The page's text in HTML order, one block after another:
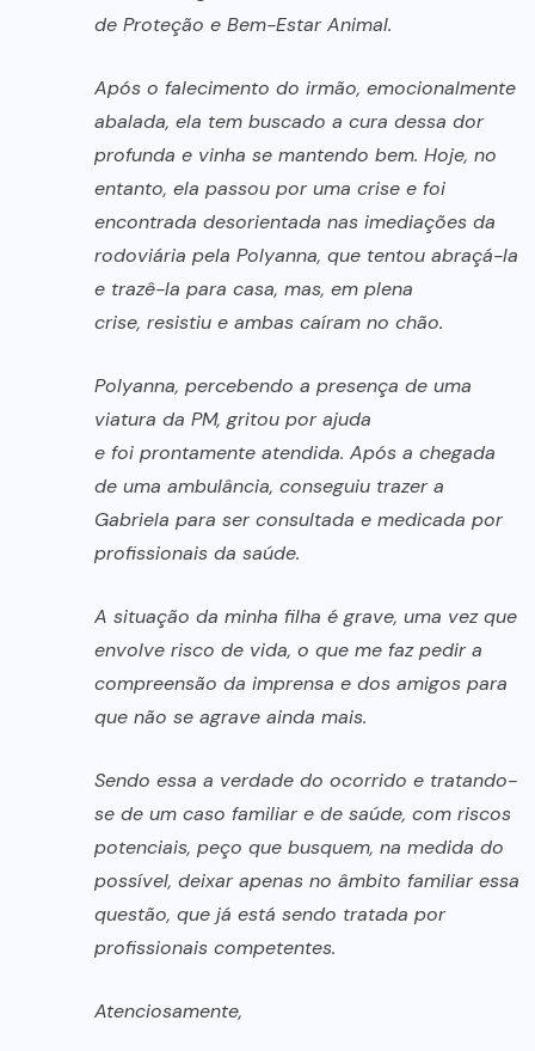
de Proteção e Bem-Estar Animal.
Após o falecimento do irmão, emocionalmente
abalada, ela tem buscado a cura dessa dor
profunda e vinha se mantendo bem. Hoje, no
entanto, ela passou por uma crise e foi
encontrada desorientada nas imediações da
rodoviária pela Polyanna, que tentou abraçá-la
e trazê-la para casa, mas, em plena
crise, resistiu e ambas caíram no chão.
Polyanna, percebendo a presença de uma
viatura da PM, gritou por ajuda
e foi prontamente atendida. Após a chegada
de uma ambulância, conseguiu trazer a
Gabriela para ser consultada e medicada por
profissionais da saúde.
A situação da minha filha é grave, uma vez que
envolve risco de vida, o que me faz pedir a
compreensão da imprensa e dos amigos para
que não se agrave ainda mais.
Sendo essa a verdade do ocorrido e tratando-
se de um caso familiar e de saúde, com riscos
potenciais, peço que busquem, na medida do
possível, deixar apenas no âmbito familiar essa
questão, que já está sendo tratada por
profissionais competentes.
Atenciosamente,